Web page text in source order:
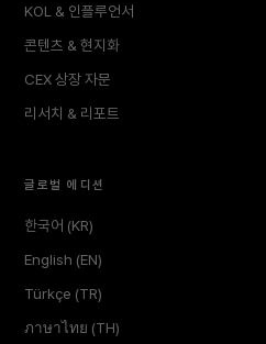
KOL & 인플루언서
콘텐츠 & 현지화
CEX 상장 자문
리서치 & 리포트
글로벌 에디션
한국어 (KR)
English (EN)
Türkçe (TR)
ภาษาไทย (TH)